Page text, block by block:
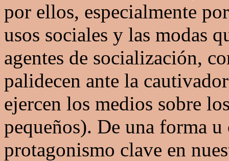
por ellos, especialmente
usos sociales y las modas
agentes de socialización,
palidecen ante la
ejercen los medios sobre
pequeños). De una forma
protagonismo clave en